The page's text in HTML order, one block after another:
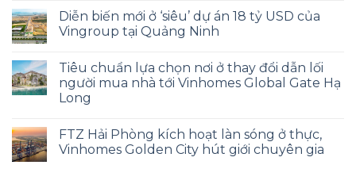
Diễn biến mới ở ‘siêu’ dự án 18 tỷ USD của
Vingroup tại Quảng Ninh
Tiêu chuẩn lựa chọn nơi ở thay đổi dẫn lối
người mua nhà tới Vinhomes Global Gate Hạ
Long
FTZ Hải Phòng kích hoạt làn sóng ở thực,
Vinhomes Golden City hút giới chuyên gia